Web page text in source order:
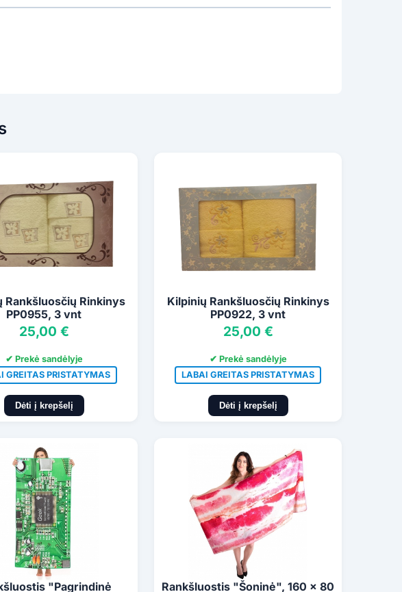
Rankšluosčių Rinkinys
PP0955, 3 vnt
25,00 €
✔ Prekė sandėlyje
GREITAS PRISTATYMAS
Dėti į krepšelį
Kilpinių Rankšluosčių Rinkinys
PP0922, 3 vnt
25,00 €
✔ Prekė sandėlyje
LABAI GREITAS PRISTATYMAS
Dėti į krepšelį
"Pagrindinė
Rankšluostis "Šoninė", 160 x 80